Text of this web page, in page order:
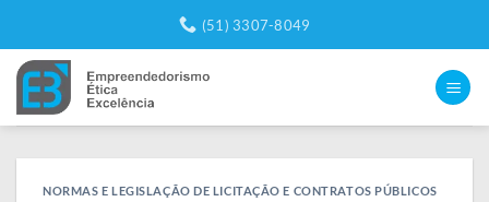
content
(51) 3307-8049
NORMAS E LEGISLAÇÃO DE LICITAÇÃO E CONTRATOS PÚBLICOS